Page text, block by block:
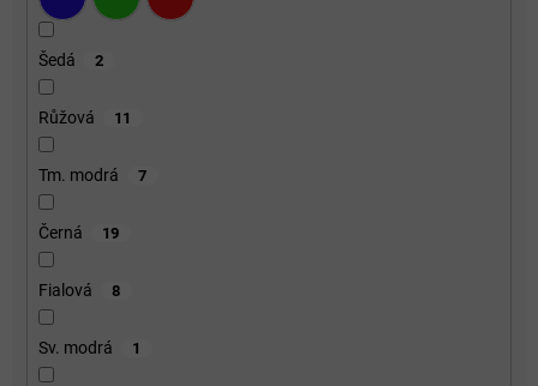
Šedá 2
Růžová 11
Tm. modrá 7
Černá 19
Fialová 8
Sv. modrá 1